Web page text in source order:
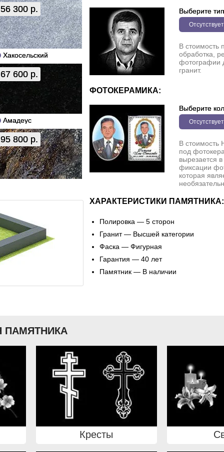
56 300 р.
Хакосельский
67 600 р.
Амадеус
95 800 р.
Выберите тип
Отсутствует
В стоимость
обработка,
фотографии
гранит.
ФОТОКЕРАМИКА:
Выберите
Отсутствует
В стоимость
под
вырезается
фиксации
которая
ХАРАКТЕРИСТИКИ ПАМЯТНИКА:
Полировка — 5 сторон
Гранит — Высшей категории
Фаска — Фигурная
Гарантия — 40 лет
Памятник — В наличии
ПАМЯТНИКА
Кресты